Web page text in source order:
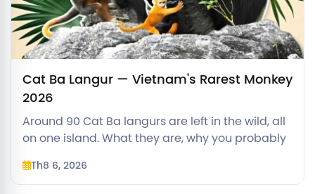
Cat Ba Langur — Vietnam's Rarest Monkey
2026
Around 90 Cat Ba langurs are left in the wild, all
on one island. What they are, why you probably
Th8 6, 2026